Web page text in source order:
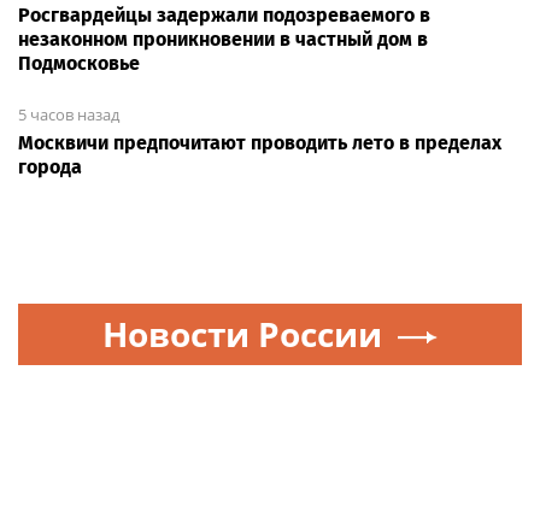
Росгвардейцы задержали подозреваемого в
незаконном проникновении в частный дом в
Подмосковье
5 часов назад
Москвичи предпочитают проводить лето в пределах
города
Новости России